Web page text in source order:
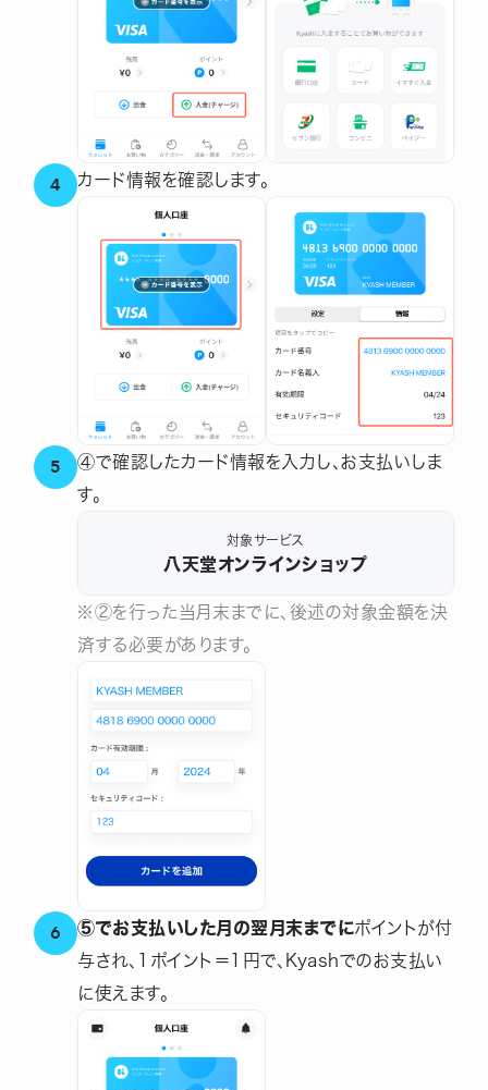
4 カード情報を確認します。
5 ④で確認したカード情報を 入力し、お支払いしま
す。
対象サービス
八天堂オンラインショップ
※②を行った当月末までに、後述の対象金額を決
済する必要があります。
6 ⑤でお支払いした月の翌月末までにポイントが付
与され、1ポイント＝1円で、Kyashでのお支払い
に使えます。